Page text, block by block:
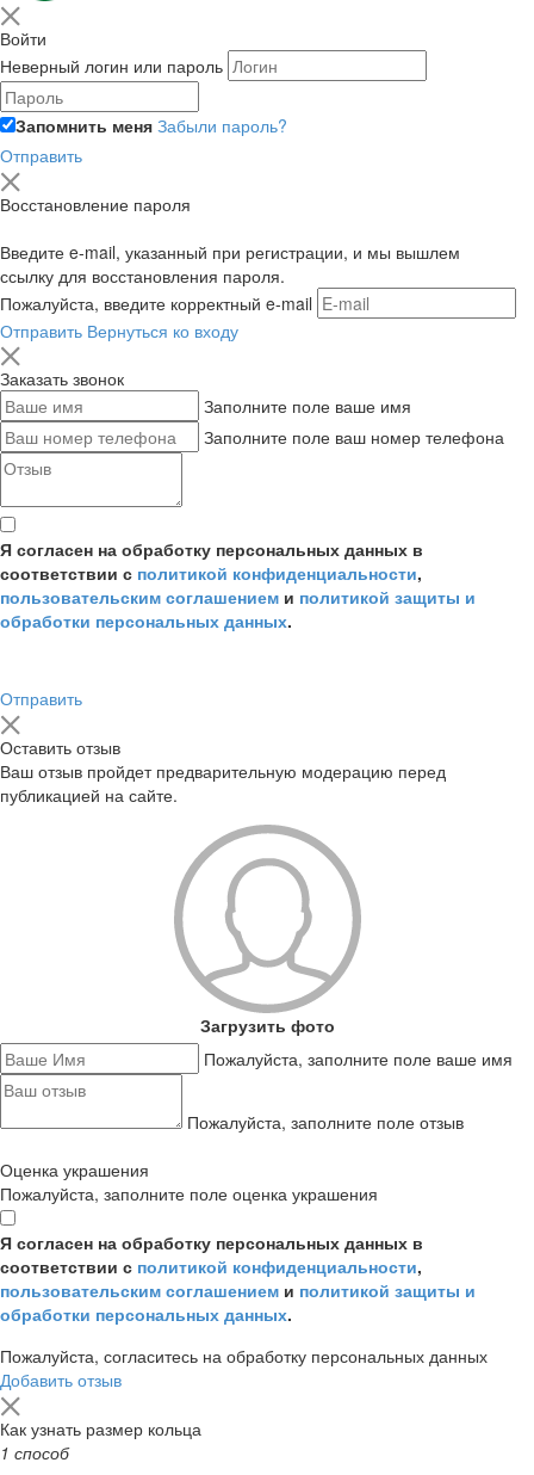
Войти
Неверный логин или пароль
Запомнить меня Забыли пароль?
Отправить
Восстановление пароля
Введите e-mail, указанный при регистрации, и мы вышлем
ссылку для восстановления пароля.
Пожалуйста, введите корректный e-mail
Отправить Вернуться ко входу
Заказать звонок
Заполните поле ваше имя
Заполните поле ваш номер телефона
Я согласен на обработку персональных данных в
соответствии с политикой конфиденциальности,
пользовательским соглашением и политикой защиты и
обработки персональных данных.
Отправить
Оставить отзыв
Ваш отзыв пройдет предварительную модерацию перед
публикацией на сайте.
Загрузить фото
Пожалуйста, заполните поле ваше имя
Пожалуйста, заполните поле отзыв
Оценка украшения
Пожалуйста, заполните поле оценка украшения
Я согласен на обработку персональных данных в
соответствии с политикой конфиденциальности,
пользовательским соглашением и политикой защиты и
обработки персональных данных.
Пожалуйста, согласитесь на обработку персональных данных
Добавить отзыв
Как узнать размер кольца
1 способ